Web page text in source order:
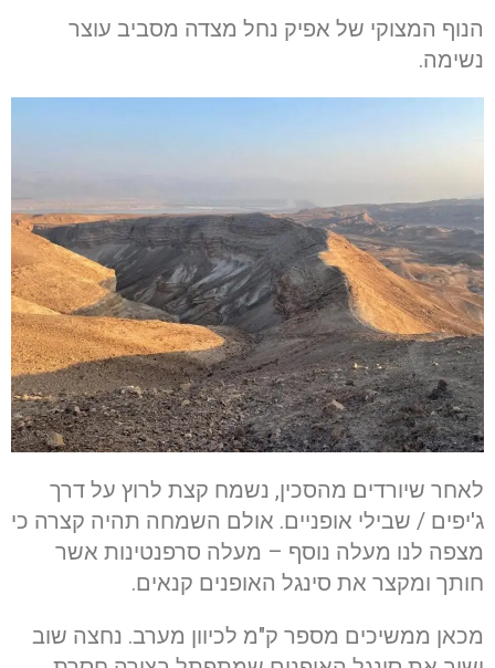
הנוף המצוקי של אפיק נחל מצדה מסביב עוצר
נשימה.
לאחר שיורדים מהסכין, נשמח קצת לרוץ על דרך
ג'יפים / שבילי אופניים. אולם השמחה תהיה קצרה כי
מצפה לנו מעלה נוסף – מעלה סרפנטינות אשר
חותך ומקצר את סינגל האופנים קנאים.
מכאן ממשיכים מספר ק"מ לכיוון מערב. נחצה שוב